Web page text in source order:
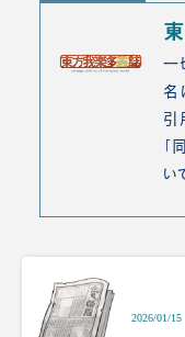
一
名
引
い
2026/01/15